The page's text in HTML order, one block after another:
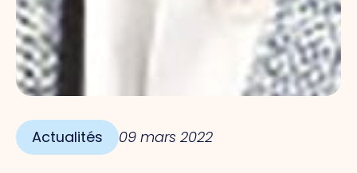
Actualités 09 mars 2022